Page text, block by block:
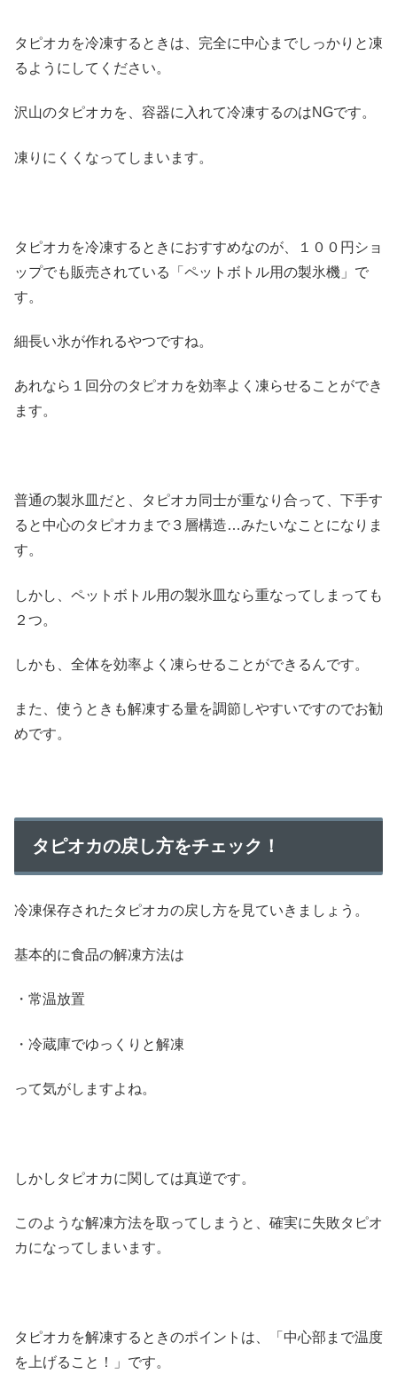
タピオカを冷凍するときは、完全に中心までしっかりと凍
るようにしてください。
沢山のタピオカを、容器に入れて冷凍するのはNGです。
凍りにくくなってしまいます。
タピオカを冷凍するときにおすすめなのが、１００円ショ
ップでも販売されている「ペットボトル用の製氷機」で
す。
細長い氷が作れるやつですね。
あれなら１回分のタピオカを効率よく凍らせることができ
ます。
普通の製氷皿だと、タピオカ同士が重なり合って、下手す
ると中心のタピオカまで３層構造…みたいなことになりま
す。
しかし、ペットボトル用の製氷皿なら重なってしまっても
２つ。
しかも、全体を効率よく凍らせることができるんです。
また、使うときも解凍する量を調節しやすいですのでお勧
めです。
タピオカの戻し方をチェック！
冷凍保存されたタピオカの戻し方を見ていきましょう。
基本的に食品の解凍方法は
・常温放置
・冷蔵庫でゆっくりと解凍
って気がしますよね。
しかしタピオカに関しては真逆です。
このような解凍方法を取ってしまうと、確実に失敗タピオ
カになってしまいます。
タピオカを解凍するときのポイントは、「中心部まで温度
を上げること！」です。